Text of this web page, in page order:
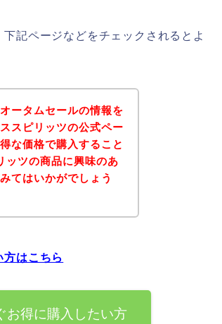
記ページなどをチェックされるとよ
ータムセールの情報を
スピリッツの公式ペー
な価格で購入すること
ッツの商品に興味のあ
てはいかがでしょう
はこちら
お得に購入したい方